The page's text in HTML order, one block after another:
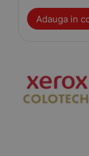
Adauga in